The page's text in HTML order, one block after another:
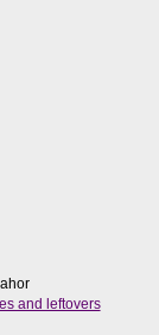
and leftovers